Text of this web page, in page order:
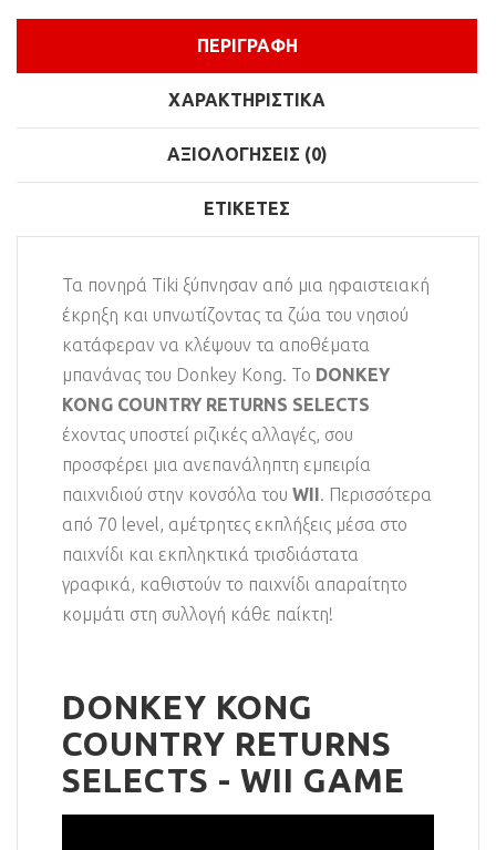
ΠΕΡΙΓΡΑΦΉ
ΧΑΡΑΚΤΗΡΙΣΤΙΚΆ
ΑΞΙΟΛΟΓΉΣΕΙΣ (0)
ΕΤΙΚΈΤΕΣ
Τα πονηρά Tiki ξύπνησαν από μια ηφαιστειακή
έκρηξη και υπνωτίζοντας τα ζώα του νησιού
κατάφεραν να κλέψουν τα αποθέματα
μπανάνας του Donkey Kong. Το DONKEY
KONG COUNTRY RETURNS SELECTS
έχοντας υποστεί ριζικές αλλαγές, σου
προσφέρει μια ανεπανάληπτη εμπειρία
παιχνιδιού στην κονσόλα του WII . Περισσότερα
από 70 level, αμέτρητες εκπλήξεις μέσα στο
παιχνίδι και εκπληκτικά τρισδιάστατα
γραφικά, καθιστούν το παιχνίδι απαραίτητο
κομμάτι στη συλλογή κάθε παίκτη!
DONKEY KONG
COUNTRY RETURNS
SELECTS - WII GAME